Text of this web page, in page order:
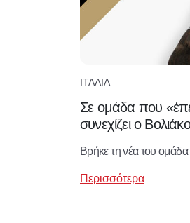
ΙΤΑΛΊΑ
Σε ομάδα που
συνεχίζει ο Βολιάκο
Βρήκε τη νέα του
Περισσότερα